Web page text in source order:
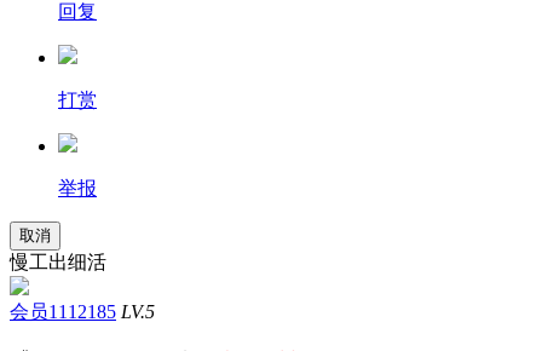
回复
打赏
举报
取消
慢工出细活
会员1112185 LV.5